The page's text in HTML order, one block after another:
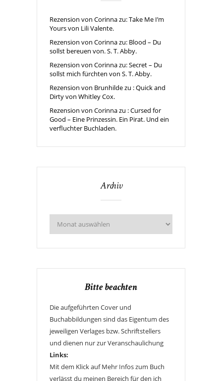
Rezension von Corinna zu: Take Me I’m
Yours von Lili Valente.
Rezension von Corinna zu: Blood – Du
sollst bereuen von. S. T. Abby.
Rezension von Corinna zu: Secret – Du
sollst mich fürchten von S. T. Abby.
Rezension von Brunhilde zu : Quick and
Dirty von Whitley Cox.
Rezension von Corinna zu : Cursed for
Good – Eine Prinzessin. Ein Pirat. Und ein
verfluchter Buchladen.
Archiv
Bitte beachten
Die aufgeführten Cover und
Buchabbildungen sind das Eigentum des
jeweiligen Verlages bzw. Schriftstellers
und dienen nur zur Veranschaulichung
Links:
Mit dem Klick auf Mehr Infos zum Buch
verlässt du meinen Bereich für den ich